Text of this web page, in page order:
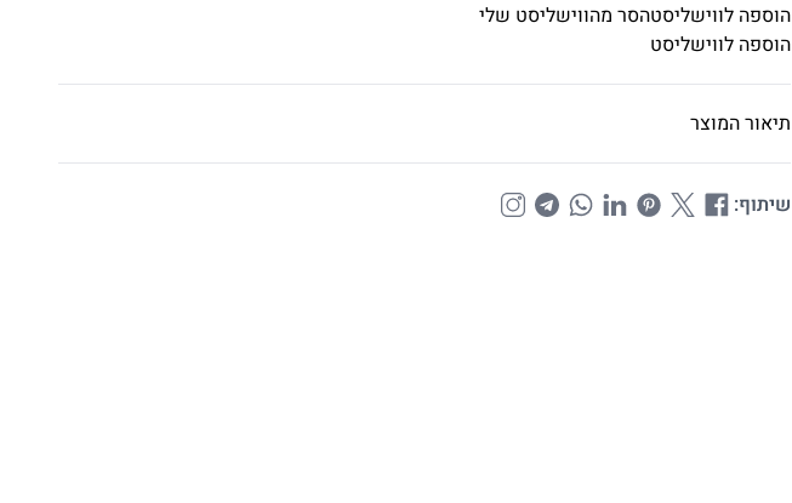
הוספה לווישליסטהסר מהווישליסט שלי
הוספה לווישליסט
תיאור המוצר
שיתוף: